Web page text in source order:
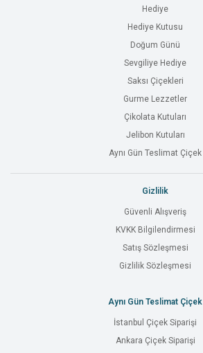
Hediye
Hediye Kutusu
Doğum Günü
Sevgiliye Hediye
Saksı Çiçekleri
Gurme Lezzetler
Çikolata Kutuları
Jelibon Kutuları
Aynı Gün Teslimat Çiçek
Gizlilik
Güvenli Alışveriş
KVKK Bilgilendirmesi
Satış Sözleşmesi
Gizlilik Sözleşmesi
Aynı Gün Teslimat Çiçek
İstanbul Çiçek Siparişi
Ankara Çiçek Siparişi